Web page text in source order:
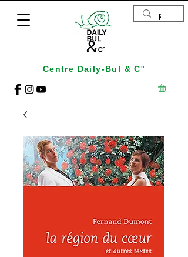
Centre Daily-Bul & C°